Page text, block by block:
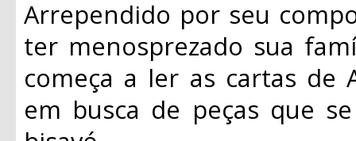
Arrependido por seu
ter menosprezado sua
começa a ler as cartas de
em busca de peças que